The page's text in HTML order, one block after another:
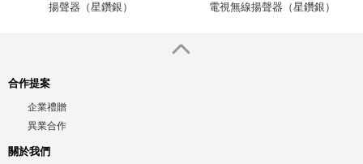
揚聲器（星鑽銀）
電視無線揚聲器（星鑽銀）
合作提案
企業禮贈
異業合作
關於我們